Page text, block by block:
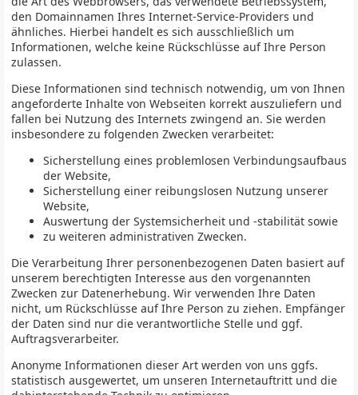
den Domainnamen Ihres Internet-Service-Providers und
ähnliches. Hierbei handelt es sich ausschließlich um
Informationen, welche keine Rückschlüsse auf Ihre Person
zulassen.
Diese Informationen sind technisch notwendig, um von Ihnen
angeforderte Inhalte von Webseiten korrekt auszuliefern und
fallen bei Nutzung des Internets zwingend an. Sie werden
insbesondere zu folgenden Zwecken verarbeitet:
Sicherstellung eines problemlosen Verbindungsaufbaus
der Website,
Sicherstellung einer reibungslosen Nutzung unserer
Website,
Auswertung der Systemsicherheit und -stabilität sowie
zu weiteren administrativen Zwecken.
Die Verarbeitung Ihrer personenbezogenen Daten basiert auf
unserem berechtigten Interesse aus den vorgenannten
Zwecken zur Datenerhebung. Wir verwenden Ihre Daten
nicht, um Rückschlüsse auf Ihre Person zu ziehen. Empfänger
der Daten sind nur die verantwortliche Stelle und ggf.
Auftragsverarbeiter.
Anonyme Informationen dieser Art werden von uns ggfs.
statistisch ausgewertet, um unseren Internetauftritt und die